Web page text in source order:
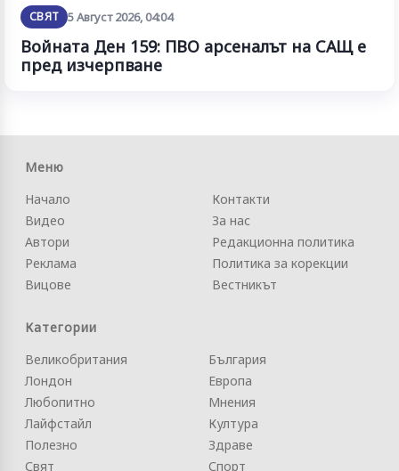
СВЯТ 5 Август 2026, 04:04
Войната Ден 159: ПВО арсеналът на САЩ е
пред изчерпване
Меню
Начало
Видео
Автори
Реклама
Вицове
Контакти
За нас
Редакционна политика
Политика за корекции
Вестникът
Категории
Великобритания
Лондон
Любопитно
Лайфстайл
Полезно
Свят
България
Европа
Мнения
Култура
Здраве
Спорт